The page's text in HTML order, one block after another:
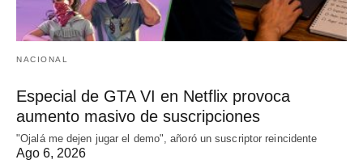
NACIONAL
Especial de GTA VI en Netflix provoca
aumento masivo de suscripciones
"Ojalá me dejen jugar el demo", añoró un suscriptor reincidente
Ago 6, 2026